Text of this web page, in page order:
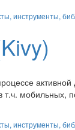
инструменты,
мобильных,
инструменты,